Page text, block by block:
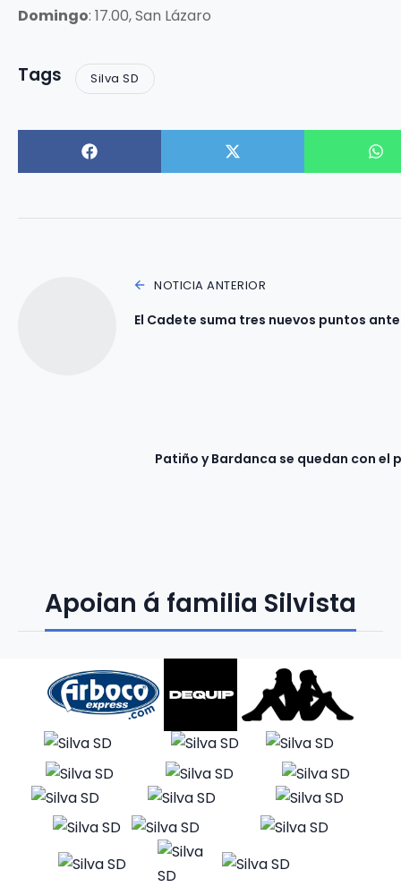
Domingo: 17.00, San Lázaro
Tags Silva SD
NOTICIA ANTERIOR
El Cadete suma tres nuevos puntos
Patiño y Bardanca se quedan con
Apoian á familia Silvista